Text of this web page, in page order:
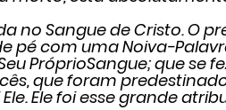
no Sangue de Cristo. O
pé com uma Noiva-
PróprioSangue; que se
que foram
Ele foi esse grande